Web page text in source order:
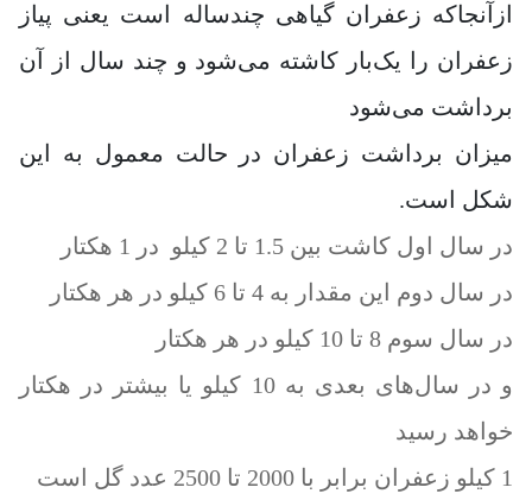
ازآنجاکه زعفران گیاهی چندساله است یعنی پیاز
زعفران را یک‌بار کاشته می‌شود و چند سال از آن
برداشت می‌شود
میزان برداشت زعفران در حالت معمول به این
شکل است.
در سال اول کاشت بین 1.5 تا 2 کیلو در 1 هکتار
در سال دوم این مقدار به 4 تا 6 کیلو در هر هکتار
در سال سوم 8 تا 10 کیلو در هر هکتار
و در سال‌های بعدی به 10 کیلو یا بیشتر در هکتار
خواهد رسید
1 کیلو زعفران برابر با 2000 تا 2500 عدد گل است